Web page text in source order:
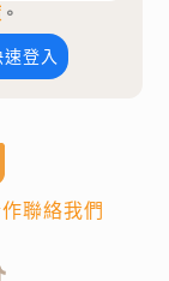
。
登入
聯絡我們